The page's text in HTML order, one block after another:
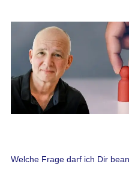
Welche Frage darf ich Dir